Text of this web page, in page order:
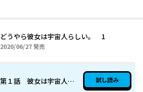
どうやら彼女は宇宙人らしい。 1
2020/06/272020年06月27日
発売
第１話 彼女は宇宙人らしい 試し読み